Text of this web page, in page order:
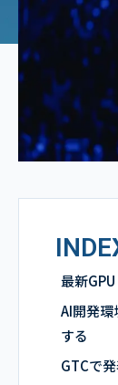
最新
AI開発
する
GTCで